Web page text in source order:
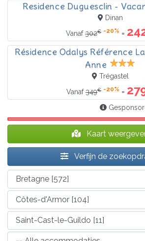
Residence Duguesclin -
Dinan
Vanaf302€ -20% =
Résidence Odalys Référence
Anne
Trégastel
Vanaf349€ -20% =
Kaart
Verfijn de